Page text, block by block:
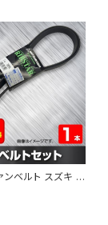
ベルト スズキ ス
MK32S H25.03
内トップメーカ